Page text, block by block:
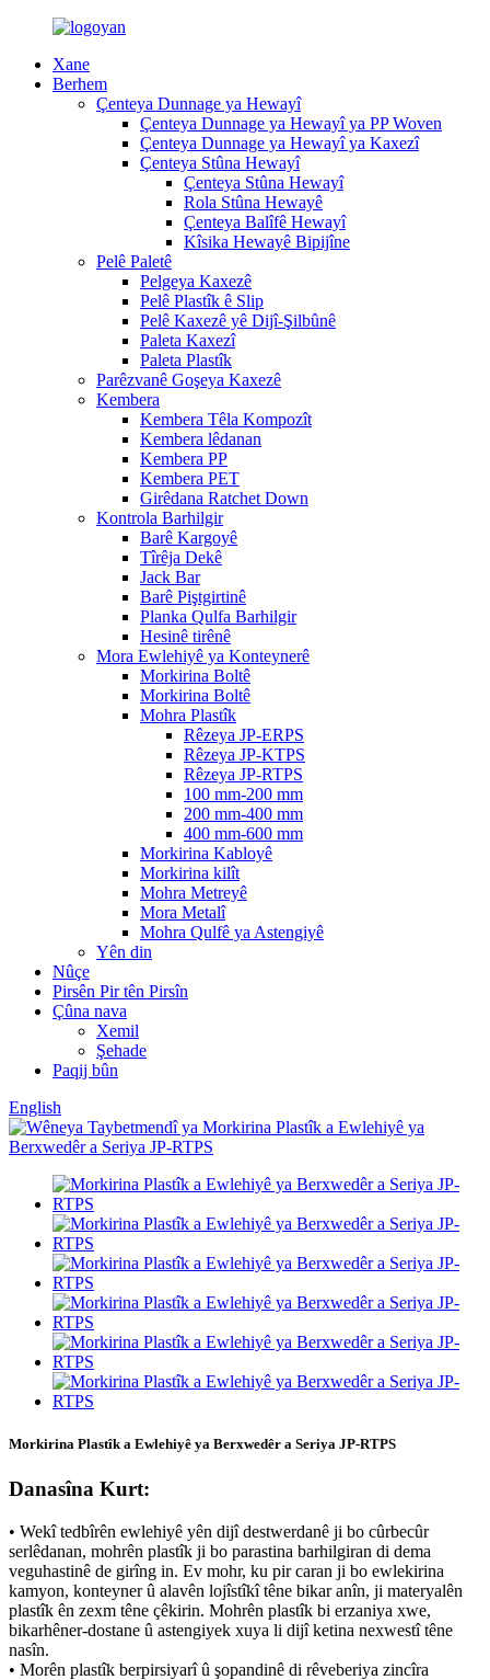
Xane
Berhem
Çenteya Dunnage ya Hewayî
Çenteya Dunnage ya Hewayî ya PP Woven
Çenteya Dunnage ya Hewayî ya Kaxezî
Çenteya Stûna Hewayî
Çenteya Stûna Hewayî
Rola Stûna Hewayê
Çenteya Balîfê Hewayî
Kîsika Hewayê Bipijîne
Pelê Paletê
Pelgeya Kaxezê
Pelê Plastîk ê Slip
Pelê Kaxezê yê Dijî-Şilbûnê
Paleta Kaxezî
Paleta Plastîk
Parêzvanê Goşeya Kaxezê
Kembera
Kembera Têla Kompozît
Kembera lêdanan
Kembera PP
Kembera PET
Girêdana Ratchet Down
Kontrola Barhilgir
Barê Kargoyê
Tîrêja Dekê
Jack Bar
Barê Piştgirtinê
Planka Qulfa Barhilgir
Hesinê tirênê
Mora Ewlehiyê ya Konteynerê
Morkirina Boltê
Morkirina Boltê
Mohra Plastîk
Rêzeya JP-ERPS
Rêzeya JP-KTPS
Rêzeya JP-RTPS
100 mm-200 mm
200 mm-400 mm
400 mm-600 mm
Morkirina Kabloyê
Morkirina kilît
Mohra Metreyê
Mora Metalî
Mohra Qulfê ya Astengiyê
Yên din
Nûçe
Pirsên Pir tên Pirsîn
Çûna nava
Xemil
Şehade
Paqij bûn
English
Morkirina Plastîk a Ewlehiyê ya Berxwedêr a Seriya JP-RTPS
Danasîna Kurt:
• Wekî tedbîrên ewlehiyê yên dijî destwerdanê ji bo cûrbecûr
serlêdanan, mohrên plastîk ji bo parastina barhilgiran di dema
veguhastinê de girîng in. Ev mohr, ku pir caran ji bo ewlekirina
kamyon, konteyner û alavên lojîstîkî têne bikar anîn, ji materyalên
plastîk ên zexm têne çêkirin. Mohrên plastîk bi erzaniya xwe,
bikarhêner-dostane û astengiyek xuya li dijî ketina nexwestî têne
nasîn.
• Morên plastîk berpirsiyarî û şopandinê di rêveberiya zincîra